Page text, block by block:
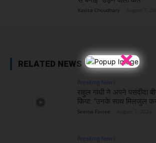
×
Kavita Choudhary
RELATED NEWS
Breaking News
राहुल गांधी ने अपने पसंदीदा
किया: ‘उनके साथ मिलजुल
Seema Faizee
Breaking News